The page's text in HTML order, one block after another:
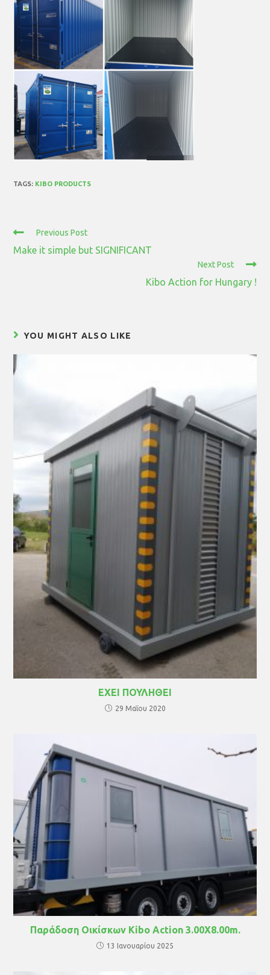
TAGS: KIBO PRODUCTS
Previous Post
Make it simple but SIGNIFICANT
Next Post
Kibo Action for Hungary !
YOU MIGHT ALSO LIKE
ΕΧΕΙ ΠΟΥΛΗΘΕΙ
29 Μαΐου 2020
Παράδοση Οικίσκων Kibo Action 3.00X8.00m.
13 Ιανουαρίου 2025